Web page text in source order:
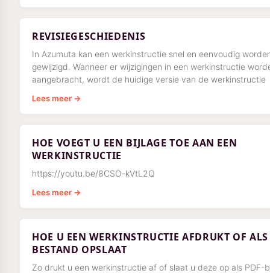
REVISIEGESCHIEDENIS
In Azumuta kan een werkinstructie snel en eenvoudig
gewijzigd. Wanneer er wijzigingen in een werkinstructie
aangebracht, wordt de huidige versie van de werkinstructie
Lees meer →
HOE VOEGT U EEN BIJLAGE TOE AAN EEN
WERKINSTRUCTIE
https://youtu.be/8CSO-kVtL2Q
Lees meer →
HOE U EEN WERKINSTRUCTIE AFDRUKT OF
BESTAND OPSLAAT
Zo drukt u een werkinstructie af of slaat u deze op als PDF-